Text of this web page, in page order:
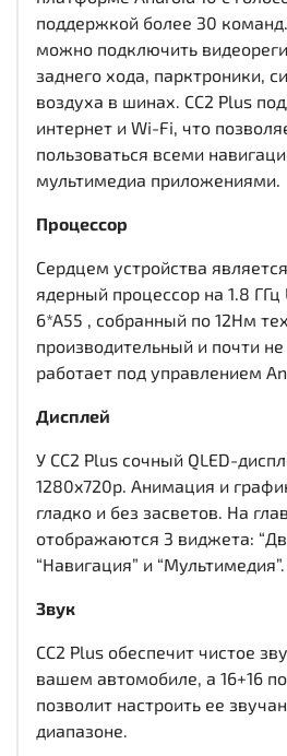
поддержкой более 30
можно подключить
заднего хода, парктроники,
воздуха в шинах. CC2 Plus
интернет и Wi-Fi, что
пользоваться всеми
мультимедиа приложениями.
Процессор
Сердцем устройства
ядерный процессор на 1.8 ГГц
6*A55 , собранный по 12Нм
производительный и почти
работает под управлением
Дисплей
У CC2 Plus сочный QLED-
1280x720р. Анимация и
гладко и без засветов. На
отображаются 3 виджета:
“Навигация” и “Мультимедия”.
Звук
CC2 Plus обеспечит чистое
вашем автомобиле, а 16+16
позволит настроить ее
диапазоне.